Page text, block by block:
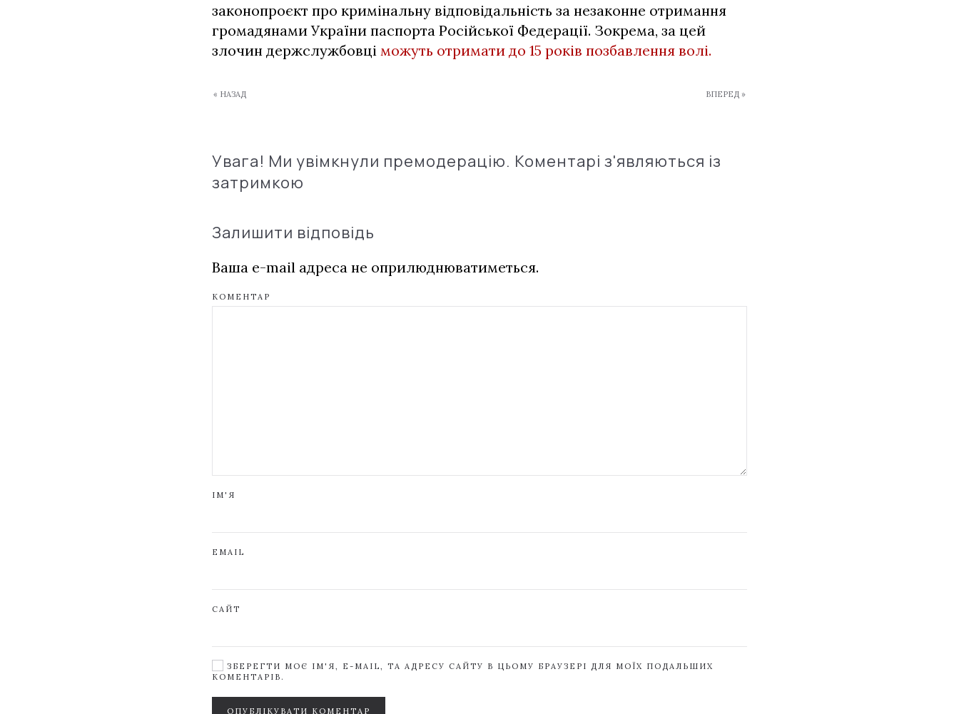
законопроєкт про кримінальну відповідальність за незаконне отримання
громадянами України паспорта Російської Федерації. Зокрема, за цей
злочин держслужбовці можуть отримати до 15 років позбавлення волі.
« НАЗАД ВПЕРЕД »
Увага! Ми увімкнули премодерацію. Коментарі з'являються із
затримкою
Залишити відповідь
Ваша e-mail адреса не оприлюднюватиметься.
КОМЕНТАР
ІМ'Я
EMAIL
САЙТ
ЗБЕРЕГТИ МОЄ ІМ'Я, E-MAIL, ТА АДРЕСУ САЙТУ В ЦЬОМУ БРАУЗЕРІ ДЛЯ МОЇХ ПОДАЛЬШИХ
КОМЕНТАРІВ.
ОПУБЛІКУВАТИ КОМЕНТАР